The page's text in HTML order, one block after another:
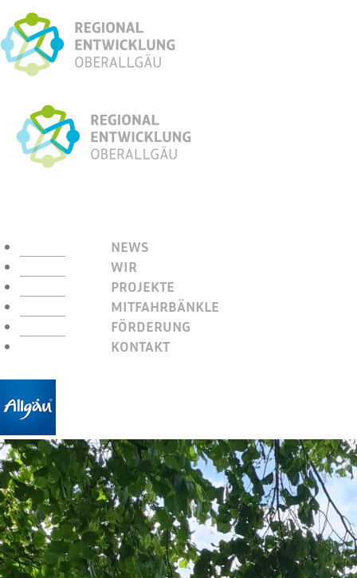
NEWS
WIR
PROJEKTE
MITFAHRBÄNKLE
FÖRDERUNG
KONTAKT